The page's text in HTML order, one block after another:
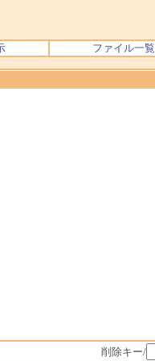
ファイル一覧
削除キー/